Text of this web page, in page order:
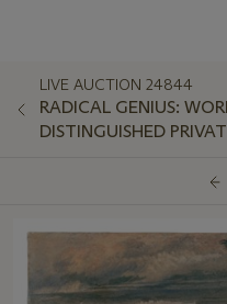
LIVE AUCTION 24844
RADICAL GENIUS:
DISTINGUISHED